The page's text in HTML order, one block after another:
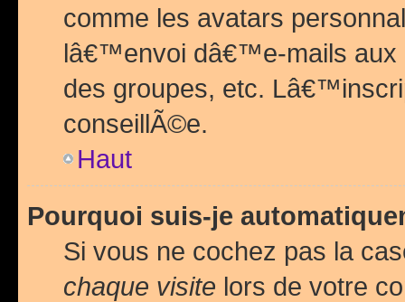
comme les avatars
lâ€™envoi dâ€™e-mails
des groupes, etc.
conseillÃ©e.
Haut
Pourquoi suis-je
Si vous ne cochez pas la
chaque visite lors de votre